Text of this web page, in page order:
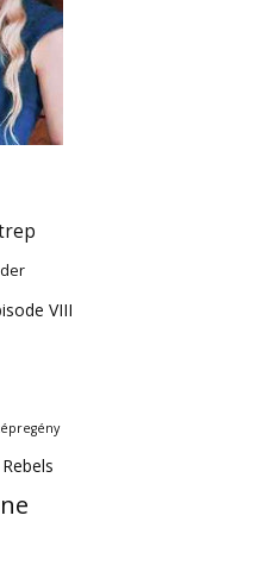
VIII
Rebels